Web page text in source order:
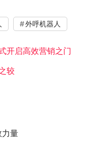
外呼机器人
开启高效营销之门
较
力量